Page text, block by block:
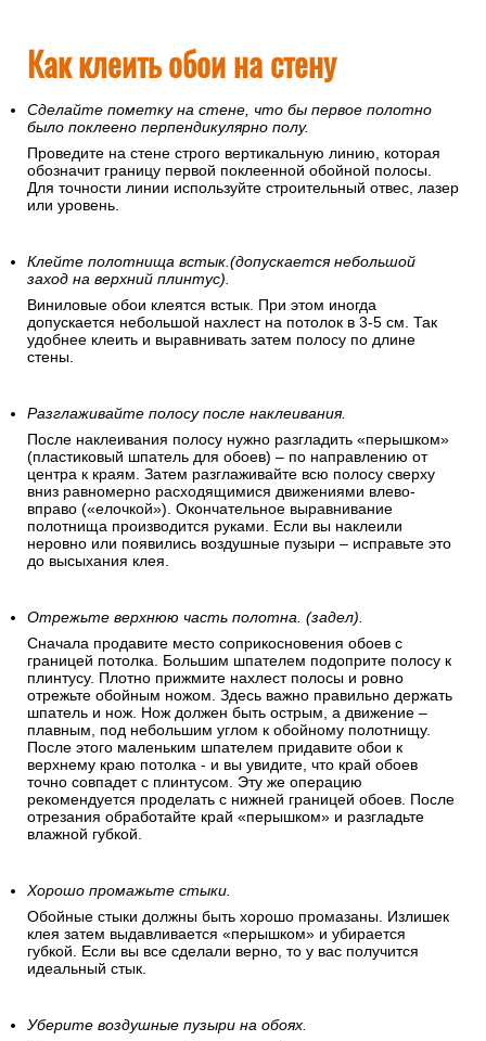
Как клеить обои на стену
Сделайте пометку на стене, что бы первое полотно
было поклеено перпендикулярно полу.
Проведите на стене строго вертикальную линию, которая
обозначит границу первой поклеенной обойной полосы.
Для точности линии используйте строительный отвес, лазер
или уровень.
Клейте полотнища встык.(допускается небольшой
заход на верхний плинтус).
Виниловые обои клеятся встык. При этом иногда
допускается небольшой нахлест на потолок в 3-5 см. Так
удобнее клеить и выравнивать затем полосу по длине
стены.
Разглаживайте полосу после наклеивания.
После наклеивания полосу нужно разгладить «перышком»
(пластиковый шпатель для обоев) – по направлению от
центра к краям. Затем разглаживайте всю полосу сверху
вниз равномерно расходящимися движениями влево-
вправо («елочкой»). Окончательное выравнивание
полотнища производится руками. Если вы наклеили
неровно или появились воздушные пузыри – исправьте это
до высыхания клея.
Отрежьте верхнюю часть полотна. (задел).
Сначала продавите место соприкосновения обоев с
границей потолка. Большим шпателем подоприте полосу к
плинтусу. Плотно прижмите нахлест полосы и ровно
отрежьте обойным ножом. Здесь важно правильно держать
шпатель и нож. Нож должен быть острым, а движение –
плавным, под небольшим углом к обойному полотнищу.
После этого маленьким шпателем придавите обои к
верхнему краю потолка - и вы увидите, что край обоев
точно совпадет с плинтусом. Эту же операцию
рекомендуется проделать с нижней границей обоев. После
отрезания обработайте край «перышком» и разгладьте
влажной губкой.
Хорошо промажьте стыки.
Обойные стыки должны быть хорошо промазаны. Излишек
клея затем выдавливается «перышком» и убирается
губкой. Если вы все сделали верно, то у вас получится
идеальный стык.
Уберите воздушные пузыри на обоях.